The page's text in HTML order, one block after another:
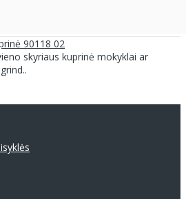
90118 02
skyriaus kuprinė mokyklai ar